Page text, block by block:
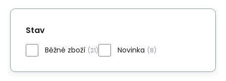
Stav
Běžné zboží (21) Novinka (8)